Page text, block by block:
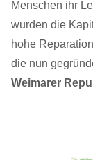
Menschen ihr
wurden die
hohe
die nun
Weimarer